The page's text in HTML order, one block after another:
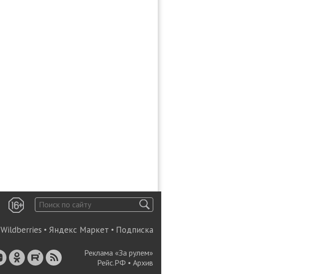
Wildberries • Яндекс Маркет • Подписка
Реклама «За рулем»
Рейс.РФ • Архив